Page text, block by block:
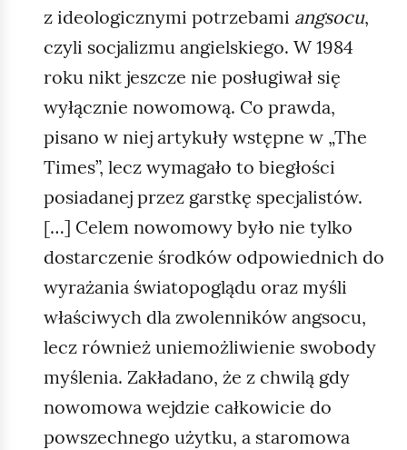
z ideologicznymi potrzebami angsocu,
czyli socjalizmu angielskiego. W 1984
roku nikt jeszcze nie posługiwał się
wyłącznie nowomową. Co prawda,
pisano w niej artykuły wstępne w „The
Times”, lecz wymagało to biegłości
posiadanej przez garstkę specjalistów.
[…] Celem nowomowy było nie tylko
dostarczenie środków odpowiednich do
wyrażania światopoglądu oraz myśli
właściwych dla zwolenników angsocu,
lecz również uniemożliwienie swobody
myślenia. Zakładano, że z chwilą gdy
nowomowa wejdzie całkowicie do
powszechnego użytku, a staromowa